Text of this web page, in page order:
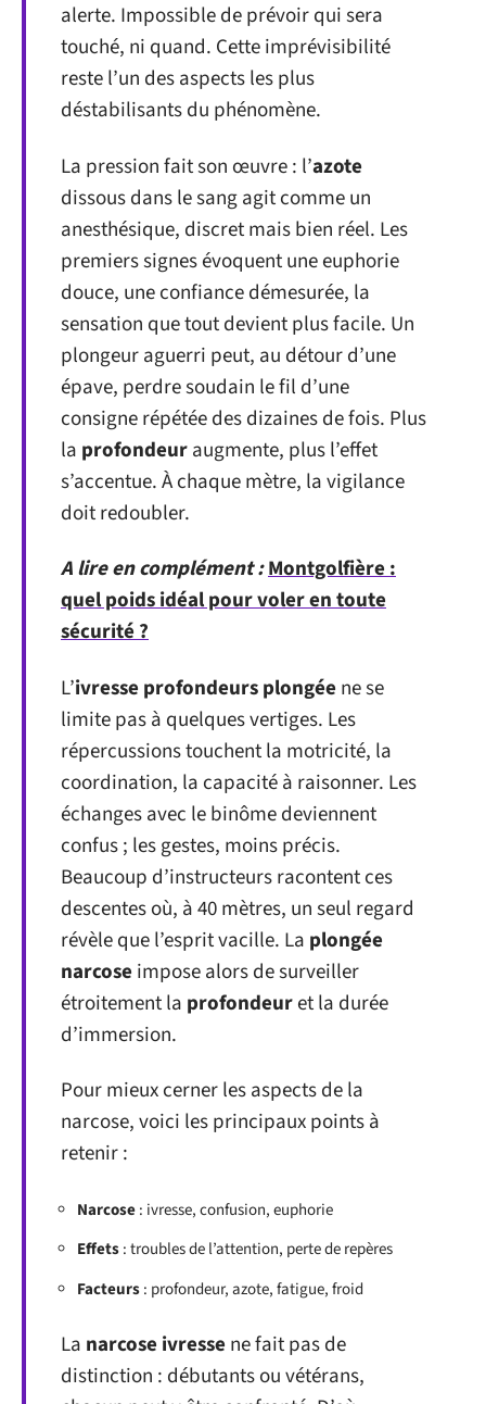
alerte. Impossible de prévoir qui sera
touché, ni quand. Cette imprévisibilité
reste l’un des aspects les plus
déstabilisants du phénomène.
La pression fait son œuvre : l’azote
dissous dans le sang agit comme un
anesthésique, discret mais bien réel. Les
premiers signes évoquent une euphorie
douce, une confiance démesurée, la
sensation que tout devient plus facile. Un
plongeur aguerri peut, au détour d’une
épave, perdre soudain le fil d’une
consigne répétée des dizaines de fois. Plus
la profondeuraugmente, plus l’effet
s’accentue. À chaque mètre, la vigilance
doit redoubler.
A lire en complément :Montgolfière :
quel poids idéal pour voler en toute
sécurité ?
L’ivresse profondeurs plongée ne se
limite pas à quelques vertiges. Les
répercussions touchent la motricité, la
coordination, la capacité à raisonner. Les
échanges avec le binôme deviennent
confus ; les gestes, moins précis.
Beaucoup d’instructeurs racontent ces
descentes où, à 40 mètres, un seul regard
révèle que l’esprit vacille. La plongée
narcose impose alors de surveiller
étroitement la profondeuret la durée
d’immersion.
Pour mieux cerner les aspects de la
narcose, voici les principaux points à
retenir :
Narcose: ivresse, confusion, euphorie
Effets: troubles de l’attention, perte de repères
Facteurs: profondeur, azote, fatigue, froid
La narcose ivresse ne fait pas de
distinction : débutants ou vétérans,